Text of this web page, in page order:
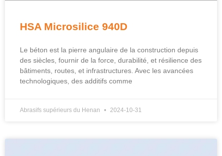
HSA Microsilice 940D
Le béton est la pierre angulaire de la construction depuis
des siècles, fournir de la force, durabilité, et résilience des
bâtiments, routes, et infrastructures. Avec les avancées
technologiques, des additifs comme
Abrasifs supérieurs du Henan 2024-10-31